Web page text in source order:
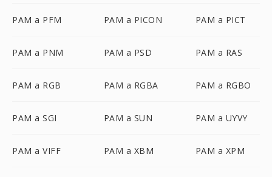
PAM a PFM PAM a PICON PAM a PICT
PAM a PNM PAM a PSD PAM a RAS
PAM a RGB PAM a RGBA PAM a RGBO
PAM a SGI PAM a SUN PAM a UYVY
PAM a VIFF PAM a XBM PAM a XPM